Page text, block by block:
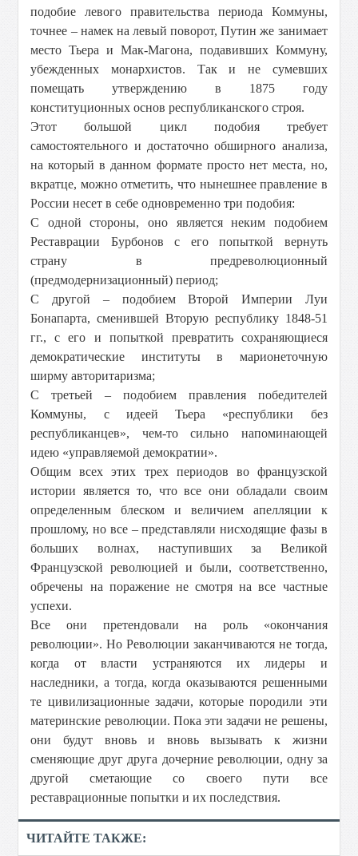
подобие левого правительства периода Коммуны,
точнее – намек на левый поворот, Путин же занимает
место Тьера и Мак-Магона, подавивших Коммуну,
убежденных монархистов. Так и не сумевших
помещать утверждению в 1875 году
конституционных основ республиканского строя.
Этот большой цикл подобия требует
самостоятельного и достаточно обширного анализа,
на который в данном формате просто нет места, но,
вкратце, можно отметить, что нынешнее правление в
России несет в себе одновременно три подобия:
С одной стороны, оно является неким подобием
Реставрации Бурбонов с его попыткой вернуть
страну в предреволюционный
(предмодернизационный) период;
С другой – подобием Второй Империи Луи
Бонапарта, сменившей Вторую республику 1848-51
гг., с его и попыткой превратить сохраняющиеся
демократические институты в марионеточную
ширму авторитаризма;
С третьей – подобием правления победителей
Коммуны, с идеей Тьера «республики без
республиканцев», чем-то сильно напоминающей
идею «управляемой демократии».
Общим всех этих трех периодов во французской
истории является то, что все они обладали своим
определенным блеском и величием апелляции к
прошлому, но все – представляли нисходящие фазы в
больших волнах, наступивших за Великой
Французской революцией и были, соответственно,
обречены на поражение не смотря на все частные
успехи.
Все они претендовали на роль «окончания
революции». Но Революции заканчиваются не тогда,
когда от власти устраняются их лидеры и
наследники, а тогда, когда оказываются решенными
те цивилизационные задачи, которые породили эти
материнские революции. Пока эти задачи не решены,
они будут вновь и вновь вызывать к жизни
сменяющие друг друга дочерние революции, одну за
другой сметающие со своего пути все
реставрационные попытки и их последствия.
ЧИТАЙТЕ ТАКЖЕ: